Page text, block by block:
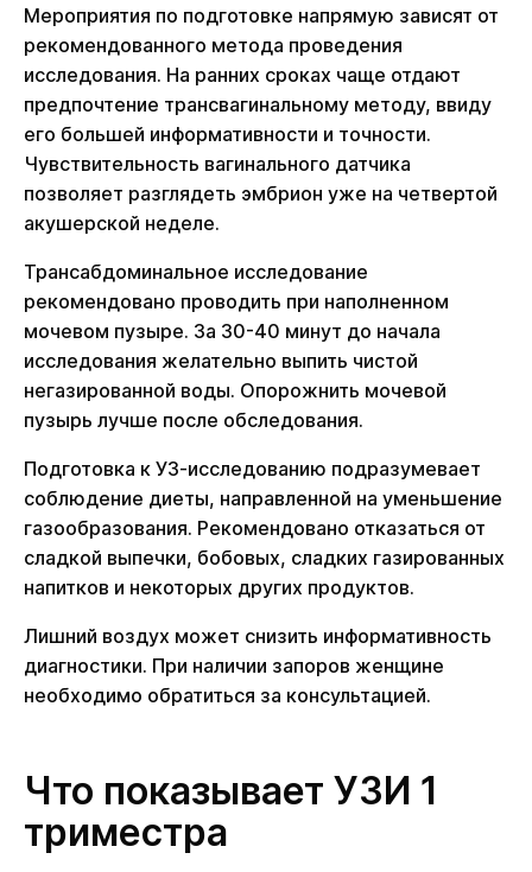
Мероприятия по подготовке напрямую зависят от
рекомендованного метода проведения
исследования. На ранних сроках чаще отдают
предпочтение трансвагинальному методу, ввиду
его большей информативности и точности.
Чувствительность вагинального датчика
позволяет разглядеть эмбрион уже на четвертой
акушерской неделе.
Трансабдоминальное исследование
рекомендовано проводить при наполненном
мочевом пузыре. За 30-40 минут до начала
исследования желательно выпить чистой
негазированной воды. Опорожнить мочевой
пузырь лучше после обследования.
Подготовка к УЗ-исследованию подразумевает
соблюдение диеты, направленной на уменьшение
газообразования. Рекомендовано отказаться от
сладкой выпечки, бобовых, сладких газированных
напитков и некоторых других продуктов.
Лишний воздух может снизить информативность
диагностики. При наличии запоров женщине
необходимо обратиться за консультацией.
Что показывает УЗИ 1
триместра